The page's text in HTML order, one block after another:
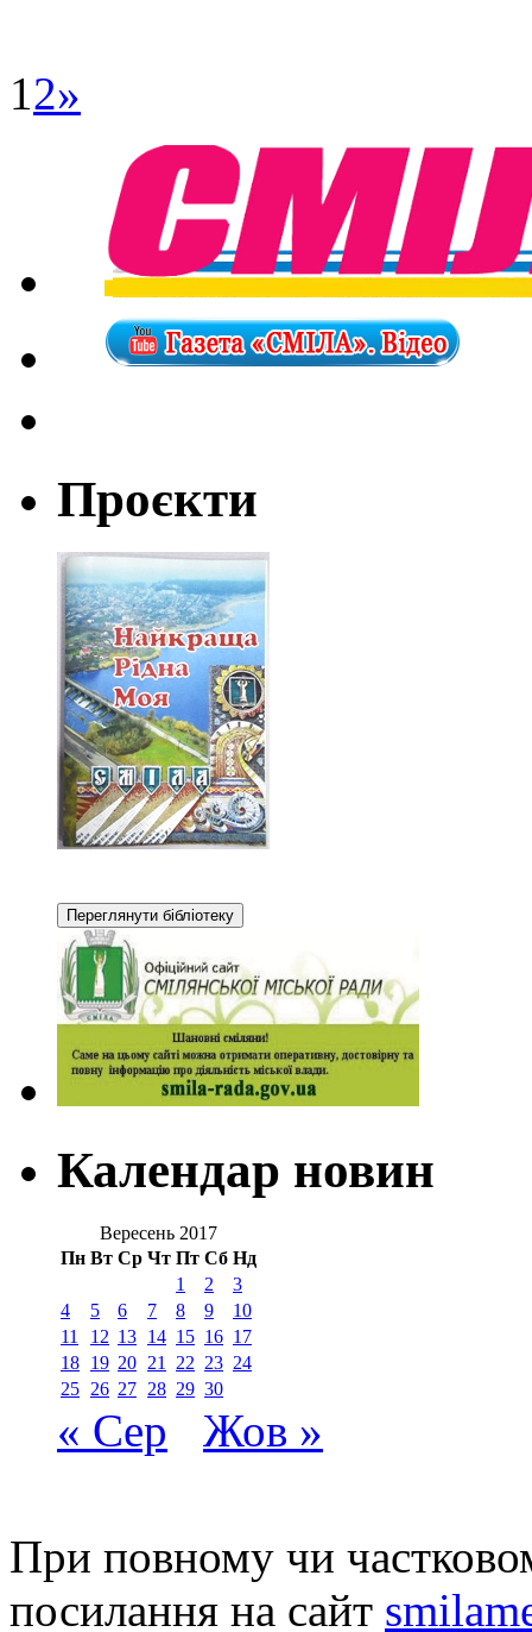
12»
Проєкти
Календар новин
Вересень 2017
Пн Вт Ср Чт Пт Сб Нд
1
2
3
4
5 6 7 8 9
10
11
12 13 14 15 16 17
18 19 20 21 22 23 24
25 26 27 28 29 30
« Сер Жов »
При повному чи
посилання на сайт